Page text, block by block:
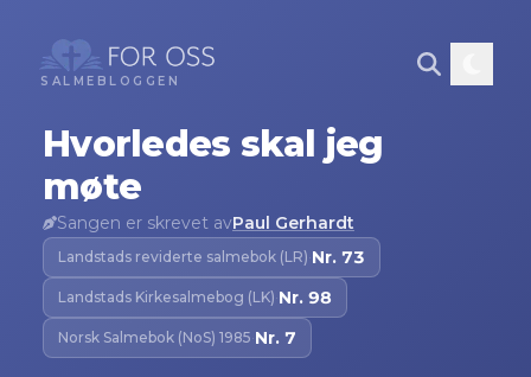
SALMEBLOGGEN
Hvorledes skal jeg
møte
Sangen er skrevet avPaul Gerhardt
Landstads reviderte salmebok (LR)·Nr. 73
Landstads Kirkesalmebog (LK)·Nr. 98
Norsk Salmebok (NoS) 1985·Nr. 7